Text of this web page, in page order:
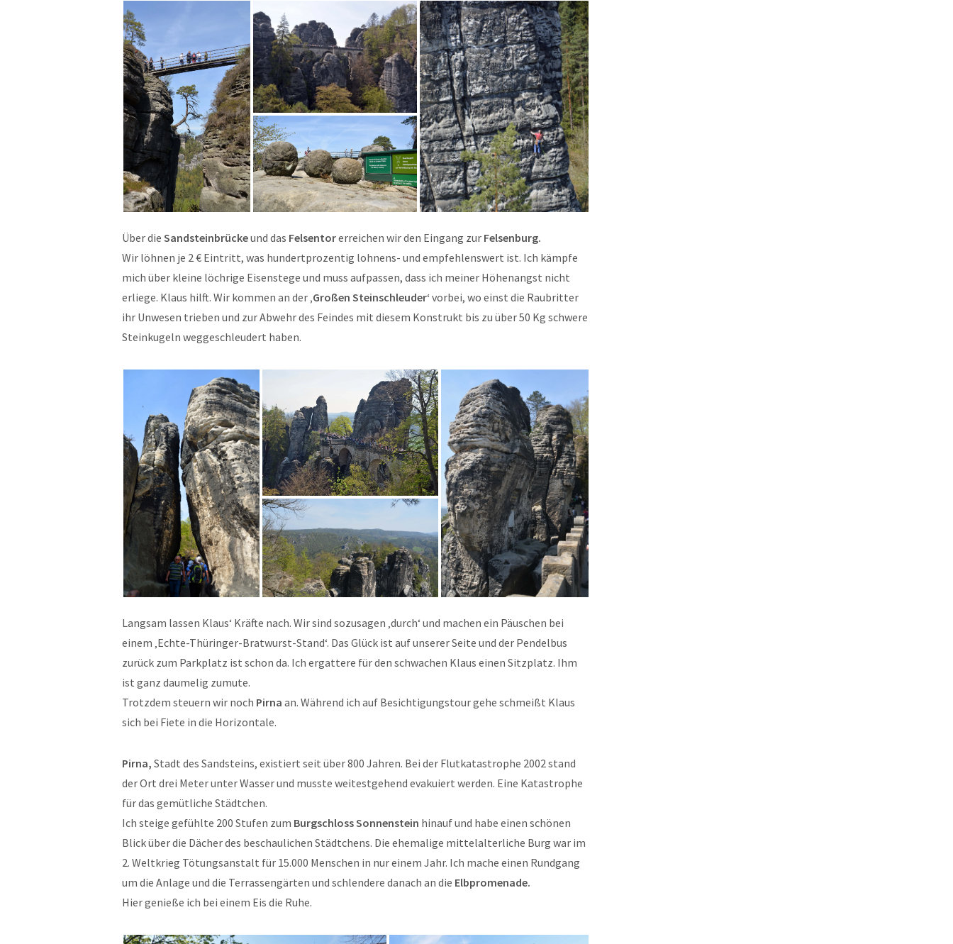
Über die Sandsteinbrückeund das Felsentorerreichen wir den Eingang zur Felsenburg.
Wir löhnen je 2 € Eintritt, was hundertprozentig lohnens- und empfehlenswert ist. Ich kämpfe
mich über kleine löchrige Eisenstege und muss aufpassen, dass ich meiner Höhenangst nicht
erliege. Klaus hilft. Wir kommen an der ‚Großen Steinschleuder‘ vorbei, wo einst die Raubritter
ihr Unwesen trieben und zur Abwehr des Feindes mit diesem Konstrukt bis zu über 50 Kg schwere
Steinkugeln weggeschleudert haben.
Langsam lassen Klaus‘ Kräfte nach. Wir sind sozusagen ‚durch‘ und machen ein Päuschen bei
einem ‚Echte-Thüringer-Bratwurst-Stand‘. Das Glück ist auf unserer Seite und der Pendelbus
zurück zum Parkplatz ist schon da. Ich ergattere für den schwachen Klaus einen Sitzplatz. Ihm
ist ganz daumelig zumute.
Trotzdem steuern wir noch Pirna an. Während ich auf Besichtigungstour gehe schmeißt Klaus
sich bei Fiete in die Horizontale.
Pirna, Stadt des Sandsteins, existiert seit über 800 Jahren. Bei der Flutkatastrophe 2002 stand
der Ort drei Meter unter Wasser und musste weitestgehend evakuiert werden. Eine Katastrophe
für das gemütliche Städtchen.
Ich steige gefühlte 200 Stufen zum Burgschloss Sonnenstein hinauf und habe einen schönen
Blick über die Dächer des beschaulichen Städtchens. Die ehemalige mittelalterliche Burg war im
2. Weltkrieg Tötungsanstalt für 15.000 Menschen in nur einem Jahr. Ich mache einen Rundgang
um die Anlage und die Terrassengärten und schlendere danach an die Elbpromenade.
Hier genieße ich bei einem Eis die Ruhe.